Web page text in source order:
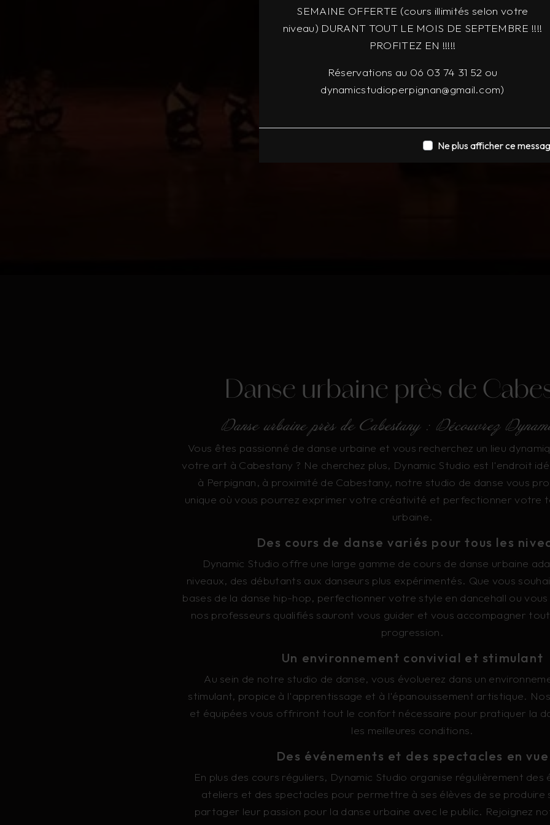
SEMAINE OFFERTE (cours illimités selon votre
niveau) DURANT TOUT LE MOIS DE SEPTEMBRE !!!!
PROFITEZ EN !!!!!
Réservations au 06 03 74 31 52 ou
dynamicstudioperpignan@gmail.com)
Ne plus afficher ce
Danse urbaine près de
Danse urbaine près de Cabestany : Découvrez
Vous êtes passionné de danse urbaine et vous recherchez un lieu
votre art à Cabestany ? Ne cherchez plus, Dynamic Studio est l'endroit
à Perpignan, à proximité de Cabestany, notre studio de danse vous
unique où vous pourrez exprimer votre créativité et perfectionner votre
urbaine.
Des cours de danse variés pour tous les
Dynamic Studio offre une large gamme de cours de danse urbaine
niveaux, des débutants aux danseurs plus expérimentés. Que vous
bases de la danse hip-hop, perfectionner votre style en dancehall ou
nos professeurs qualifiés sauront vous guider et vous accompagner
progression.
Un environnement convivial et stimulant
Au sein de notre studio de danse, vous évoluerez dans un
stimulant, propice à l'apprentissage et à l'épanouissement artistique.
et équipées vous offriront tout le confort nécessaire pour pratiquer la
les meilleures conditions.
Des événements et des spectacles en vue
En plus des cours réguliers, Dynamic Studio organise régulièrement des
ateliers et des spectacles pour permettre à ses élèves de se produire
partager leur passion pour la danse urbaine avec le public. Rejoignez